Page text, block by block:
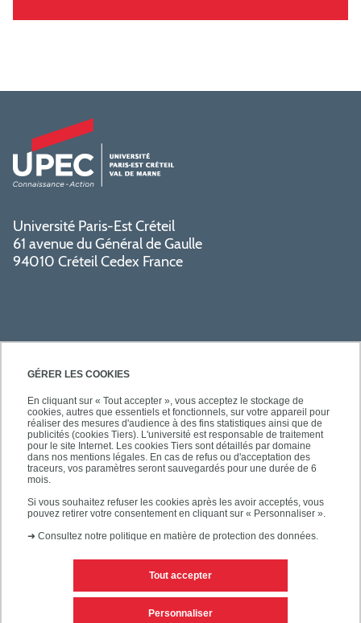
GÉRER LES COOKIES
En cliquant sur « Tout accepter », vous acceptez le stockage de
cookies, autres que essentiels et fonctionnels, sur votre appareil pour
réaliser des mesures d'audience à des fins statistiques ainsi que de
publicités (cookies Tiers). L'université est responsable de traitement
pour le site Internet. Les cookies Tiers sont détaillés par domaine
dans nos mentions légales. En cas de refus ou d'acceptation des
traceurs, vos paramètres seront sauvegardés pour une durée de 6
mois.
Si vous souhaitez refuser les cookies après les avoir acceptés, vous
pouvez retirer votre consentement en cliquant sur « Personnaliser ».
➜ Consultez notre politique en matière de protection des données.
Tout accepter
Personnaliser
Université Paris-Est Créteil
61 avenue du Général de Gaulle
94010 Créteil Cedex France
SÉCURITÉ
SUIVEZ-NOUS